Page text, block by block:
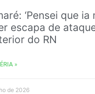
‘Pensei que ia
escapa de
do RN
»
de 2026